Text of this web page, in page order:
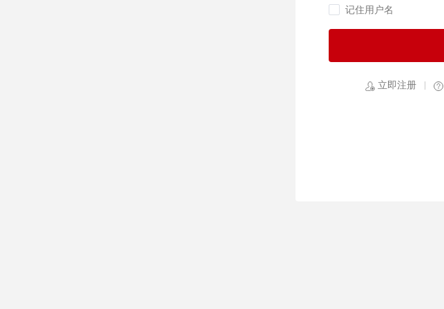
记住用户名
立即注册